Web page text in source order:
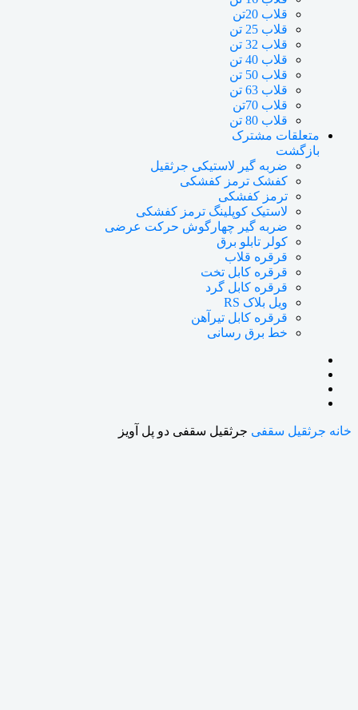
قلاب 20تن
قلاب 25 تن
قلاب 32 تن
قلاب 40 تن
قلاب 50 تن
قلاب 63 تن
قلاب 70تن
قلاب 80 تن
متعلقات مشترک
بازگشت
ضربه گیر لاستیکی جرثقیل
کفشک ترمز کفشکی
ترمز کفشکی
لاستیک کوپلینگ ترمز کفشکی
ضربه گیر چهارگوش حرکت عرضی
کولر تابلو برق
قرقره قلاب
قرقره کابل تخت
قرقره کابل گرد
ویل بلاک RS
قرقره کابل تیرآهن
خط برق رسانی
خانه جرثقیل سقفی جرثقیل سقفی دو پل آویز